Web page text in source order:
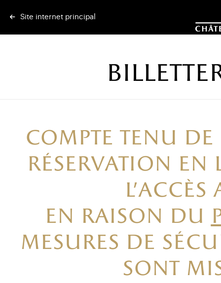
Site internet principal
Compte tenu
réservation
En raison du
mesures de
sont